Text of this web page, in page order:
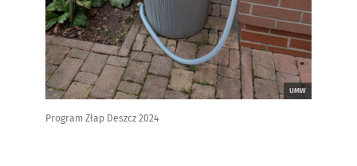
UMW
Program Złap Deszcz 2024